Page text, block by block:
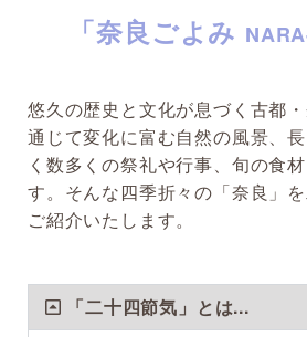
「奈良ごよみ
悠久の歴史と文化が息づく古都
通じて変化に富む自然の風景、
く数多くの祭礼や行事、旬の食
す。そんな四季折々の「奈良」
ご紹介いたします。
「二十四節気」とは...